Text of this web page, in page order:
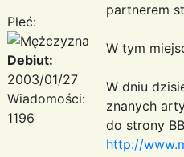
Płeć:
Debiut:
2003/01/27
Wiadomości:
1196
partnerem
W tym
W dniu
znanych
do strony
http://